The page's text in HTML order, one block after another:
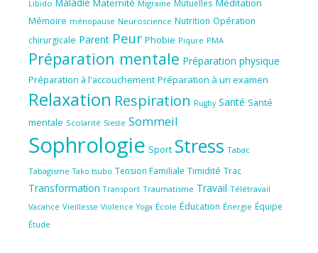
Libido Maternité Migraine Mutuelles Méditation
Mémoire ménopause Neuroscience Nutrition Opération
chirurgicale Parent Peur Phobie Piqure PMA
Préparation mentale Préparation physique
Préparation à l'accouchement Préparation à un examen
Relaxation Respiration Rugby Santé Santé
mentale Scolarité Sieste Sommeil
Sophrologie Sport Stress Tabac
Tabagisme Tako tsubo Tension Familiale Timidité Trac
Transformation Transport Traumatisme Travail Télétravail
Vacance Vieillesse Violence Yoga École Éducation Énergie Équipe
Étude